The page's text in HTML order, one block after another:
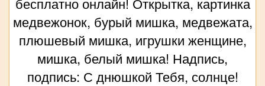
медвежонок, бурый мишка, медвежата,
плюшевый мишка, игрушки женщине,
мишка, белый мишка! Надпись,
подпись: С днюшкой Тебя, солнце!